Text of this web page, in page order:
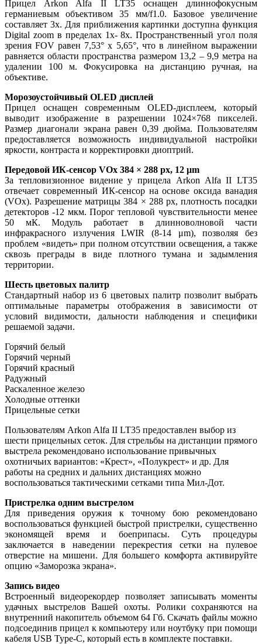
Прицел Arkon Alfa II LT35 оснащен длиннофокусным
германиевым объективом 35 мм/f1.0. Базовое увеличение
составляет 3х. Для приближения картинки доступна функция
Digital zoom в пределах 1х- 8х. Пространственный угол поля
зрения FOV равен 7,53° х 5,65°, что в линейном выражении
равняется области пространства размером 13,2 – 9,9 метра на
удалении 100 м. Фокусировка на дистанцию ручная, на
объективе.
Морозоустойчивый OLED дисплей
Прицел оснащен современным OLED-дисплеем, который
выводит изображение в разрешении 1024×768 пикселей.
Размер диагонали экрана равен 0,39 дюйма. Пользователям
предоставляется возможность индивидуальной настройки
яркости, контраста и корректировки диоптрий.
Передовой ИК-сенсор VOx 384 × 288 рх, 12 μm
За тепловизионное видение у прицела Arkon Alfa II LT35
отвечает современный ИК-сенсор на основе оксида ванадия
(VOx). Разрешение матрицы 384 × 288 рх, плотность посадки
детекторов -12 мкм. Порог тепловой чувствительности менее
50 мК. Модуль работает в длинноволновой части
инфракрасного излучения LWIR (8-14 μm), позволяя без
проблем «видеть» при полном отсутствии освещения, а также
сквозь преграды в виде плотного тумана и задымления
территории.
Шесть цветовых палитр
Стандартный набор из 6 цветовых палитр позволит выбрать
оптимальные параметры отображения в зависимости от
условий видимости, дальности наблюдения и специфики
решаемой задачи.
Горячий белый
Горячий черный
Горячий красный
Радужный
Раскаленное железо
Холодные оттенки
Прицельные сетки
Пользователям Arkon Alfa II LT35 предоставлен выбор из
шести прицельных сеток. Для стрельбы на дистанции прямого
выстрела рекомендовано использование привычных
охотничьих вариантов: «Крест», «Полукрест» и др. Для
работы на средних и дальних дистанциях можно
воспользоваться тактическими сетками типа Мил-Дот.
Пристрелка одним выстрелом
Для приведения оружия к точному бою рекомендовано
воспользоваться функцией быстрой пристрелки, существенно
экономящей время и боеприпасы. Суть процедуры
заключается в наведении перекрестия сетки на пулевое
отверстие на мишени. Для большего комфорта активируйте
опцию «Заморозка экрана».
Запись видео
Встроенный видеорекордер позволяет записывать моменты
удачных выстрелов Вашей охоты. Ролики сохраняются на
внутренний накопитель объемом 64 Гб. Скачать файлы можно
подсоединив прицел к компьютеру или ноутбуку при помощи
кабеля USB Type-C, который есть в комплекте поставки.